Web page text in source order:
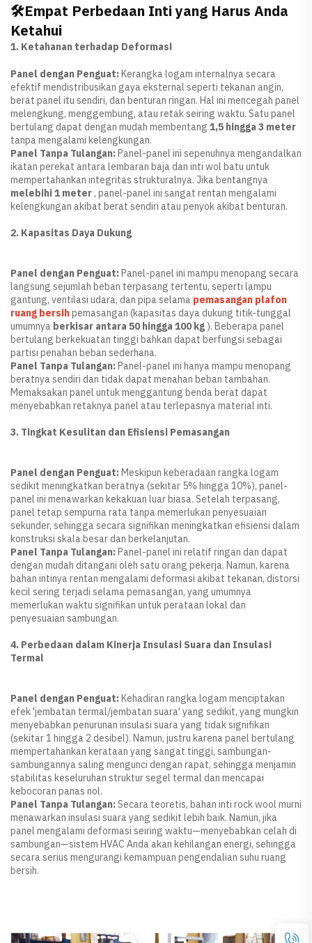
🛠️Empat Perbedaan Inti yang Harus Anda
Ketahui
1. Ketahanan terhadap Deformasi
Panel dengan Penguat: Kerangka logam internalnya secara
efektif mendistribusikan gaya eksternal seperti tekanan angin,
berat panel itu sendiri, dan benturan ringan. Hal ini mencegah panel
melengkung, menggembung, atau retak seiring waktu. Satu panel
bertulang dapat dengan mudah membentang 1,5 hingga 3 meter
tanpa mengalami kelengkungan.
Panel Tanpa Tulangan: Panel-panel ini sepenuhnya mengandalkan
ikatan perekat antara lembaran baja dan inti wol batu untuk
mempertahankan integritas strukturalnya. Jika bentangnya
melebihi 1 meter , panel-panel ini sangat rentan mengalami
kelengkungan akibat berat sendiri atau penyok akibat benturan.
2. Kapasitas Daya Dukung
Panel dengan Penguat: Panel-panel ini mampu menopang secara
langsung sejumlah beban terpasang tertentu, seperti lampu
gantung, ventilasi udara, dan pipa selama pemasangan plafon
ruang bersihpemasangan (kapasitas daya dukung titik-tunggal
umumnya berkisar antara 50 hingga 100 kg). Beberapa panel
bertulang berkekuatan tinggi bahkan dapat berfungsi sebagai
partisi penahan beban sederhana.
Panel Tanpa Tulangan: Panel-panel ini hanya mampu menopang
beratnya sendiri dan tidak dapat menahan beban tambahan.
Memaksakan panel untuk menggantung benda berat dapat
menyebabkan retaknya panel atau terlepasnya material inti.
3. Tingkat Kesulitan dan Efisiensi Pemasangan
Panel dengan Penguat: Meskipun keberadaan rangka logam
sedikit meningkatkan beratnya (sekitar 5% hingga 10%), panel-
panel ini menawarkan kekakuan luar biasa. Setelah terpasang,
panel tetap sempurna rata tanpa memerlukan penyesuaian
sekunder, sehingga secara signifikan meningkatkan efisiensi dalam
konstruksi skala besar dan berkelanjutan.
Panel Tanpa Tulangan: Panel-panel ini relatif ringan dan dapat
dengan mudah ditangani oleh satu orang pekerja. Namun, karena
bahan intinya rentan mengalami deformasi akibat tekanan, distorsi
kecil sering terjadi selama pemasangan, yang umumnya
memerlukan waktu signifikan untuk perataan lokal dan
penyesuaian sambungan.
4. Perbedaan dalam Kinerja Insulasi Suara dan Insulasi
Termal
Panel dengan Penguat: Kehadiran rangka logam menciptakan
efek 'jembatan termal/jembatan suara' yang sedikit, yang mungkin
menyebabkan penurunan insulasi suara yang tidak signifikan
(sekitar 1 hingga 2 desibel). Namun, justru karena panel bertulang
mempertahankan kerataan yang sangat tinggi, sambungan-
sambungannya saling mengunci dengan rapat, sehingga menjamin
stabilitas keseluruhan struktur segel termal dan mencapai
kebocoran panas nol.
Panel Tanpa Tulangan: Secara teoretis, bahan inti rock wool murni
menawarkan insulasi suara yang sedikit lebih baik. Namun, jika
panel mengalami deformasi seiring waktu—menyebabkan celah di
sambungan—sistem HVAC Anda akan kehilangan energi, sehingga
secara serius mengurangi kemampuan pengendalian suhu ruang
bersih.